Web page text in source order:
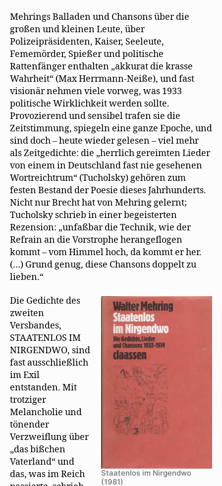
Mehrings Balladen und Chansons über die
großen und kleinen Leute, über
Polizeipräsidenten, Kaiser, Seeleute,
Fememörder, Spießer und politische
Rattenfänger enthalten „akkurat die krasse
Wahrheit“ (Max Herrmann-Neiße), und fast
visionär nehmen viele vorweg, was 1933
politische Wirklichkeit werden sollte.
Provozierend und sensibel trafen sie die
Zeitstimmung, spiegeln eine ganze Epoche, und
sind doch – heute wieder gelesen – viel mehr
als Zeitgedichte: die „herrlich gereimten Lieder
von einem in Deutschland fast nie gesehenen
Wortreichtrum“ (Tucholsky) gehören zum
festen Bestand der Poesie dieses Jahrhunderts.
Nicht nur Brecht hat von Mehring gelernt;
Tucholsky schrieb in einer begeisterten
Rezension: „unfaßbar die Technik, wie der
Refrain an die Vorstrophe herangeflogen
kommt – vom Himmel hoch, da kommt er her.
(…) Grund genug, diese Chansons doppelt zu
lieben.“
Staatenlos im Nirgendwo
(1981)
Die Gedichte des
zweiten
Versbandes,
STAATENLOS IM
NIRGENDWO, sind
fast ausschließlich
im Exil
entstanden. Mit
trotziger
Melancholie und
tönender
Verzweiflung über
„das bißchen
Vaterland“ und
das, was im Reich